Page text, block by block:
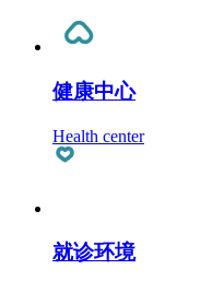
健康中心
Health center
就诊环境